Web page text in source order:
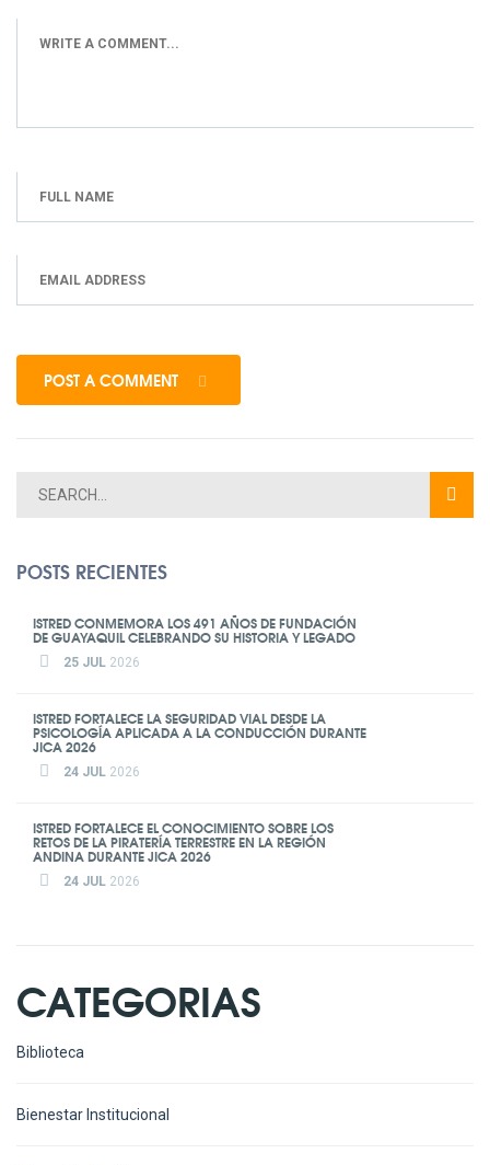
POST A COMMENT
POSTS RECIENTES
ISTRED CONMEMORA LOS 491 AÑOS DE FUNDACIÓN
DE GUAYAQUIL CELEBRANDO SU HISTORIA Y LEGADO
25 JUL 2026
ISTRED FORTALECE LA SEGURIDAD VIAL DESDE LA
PSICOLOGÍA APLICADA A LA CONDUCCIÓN DURANTE
JICA 2026
24 JUL 2026
ISTRED FORTALECE EL CONOCIMIENTO SOBRE LOS
RETOS DE LA PIRATERÍA TERRESTRE EN LA REGIÓN
ANDINA DURANTE JICA 2026
24 JUL 2026
CATEGORIAS
Biblioteca
Bienestar Institucional